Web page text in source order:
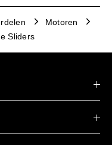
Motoren
Sliders